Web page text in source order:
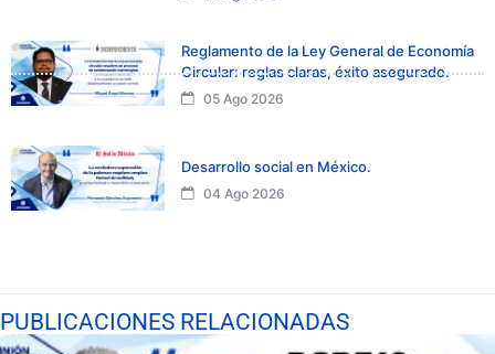
Reglamento de la Ley General de Economía
Circular: reglas claras, éxito asegurado.
05 Ago 2026
Desarrollo social en México.
04 Ago 2026
PUBLICACIONES RELACIONADAS